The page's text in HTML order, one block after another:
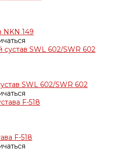
NKN 149
SWL 602/SWR 602
F-518